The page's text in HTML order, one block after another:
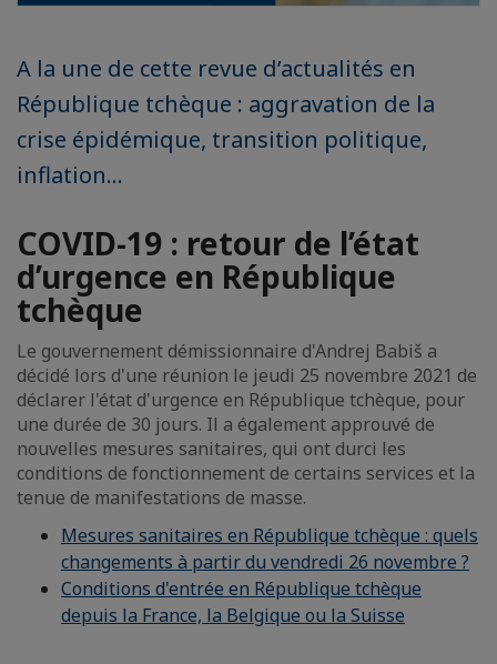
A la une de cette revue d’actualités en
République tchèque : aggravation de la
crise épidémique, transition politique,
inflation...
COVID-19 : retour de l’état
d’urgence en République
tchèque
Le gouvernement démissionnaire d'Andrej Babiš a
décidé lors d'une réunion le jeudi 25 novembre 2021 de
déclarer l'état d'urgence en République tchèque, pour
une durée de 30 jours. Il a également approuvé de
nouvelles mesures sanitaires, qui ont durci les
conditions de fonctionnement de certains services et la
tenue de manifestations de masse.
Mesures sanitaires en République tchèque : quels
changements à partir du vendredi 26 novembre ?
Conditions d'entrée en République tchèque
depuis la France, la Belgique ou la Suisse